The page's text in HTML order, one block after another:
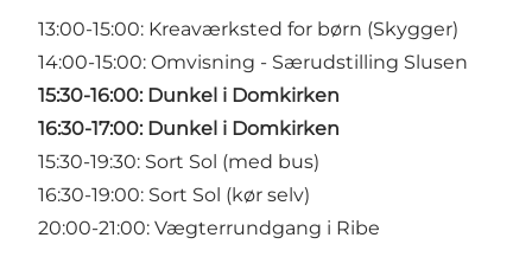
13:00-15:00: Kreaværksted for børn (Skygger)
14:00-15:00: Omvisning - Særudstilling Slusen
15:30-16:00: Dunkel i Domkirken
16:30-17:00: Dunkel i Domkirken
15:30-19:30: Sort Sol (med bus)
16:30-19:00: Sort Sol (kør selv)
20:00-21:00: Vægterrundgang i Ribe